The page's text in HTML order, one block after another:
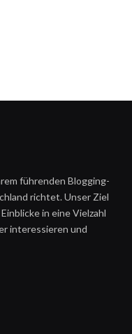
führenden Blogging-
richtet. Unser Ziel
in eine Vielzahl
interessieren und